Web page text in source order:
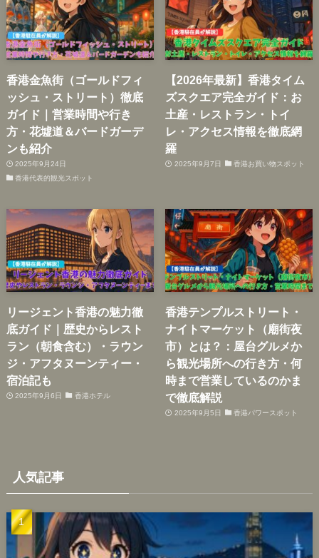
香港金魚街（ゴールドフィ
ッシュ・ストリート）徹底
ガイド｜営業時間や行き
方・花墟道＆バードガーデ
ンも紹介
2025年9月24日
香港代表的観光スポット
【2026年最新】香港タイム
ズスクエア完全ガイド：お
土産・レストラン・トイ
レ・アクセス情報を徹底網
羅
2025年9月7日 香港お買い物スポット
リージェント香港の魅力徹
底ガイド｜歴史からレスト
ラン（朝食含む）・ラウン
ジ・アフタヌーンティー・
宿泊記も
2025年9月6日 香港ホテル
香港テンプルストリート・
ナイトマーケット（廟街夜
市）とは？：屋台グルメか
ら観光場所への行き方・何
時まで営業しているのかま
で徹底解説
2025年9月5日 香港パワースポット
人気記事